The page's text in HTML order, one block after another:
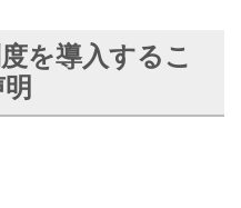
を導入するこ